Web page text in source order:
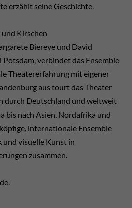
erzählt seine Geschichte.
Kirschen
Biereye und David
verbindet das Ensemble
Theatererfahrung mit eigener
aus tourt das Theater
durch Deutschland und weltweit
bis nach Asien, Nordafrika und
internationale Ensemble
und visuelle Kunst in
zusammen.